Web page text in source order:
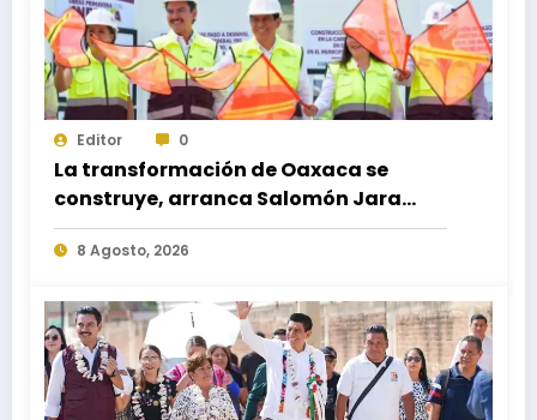
Editor 0
La transformación de Oaxaca se
construye, arranca Salomón Jara
obra del paso a desnivel en la
carretera federal 190 kilómetro 184 +
8 Agosto, 2026